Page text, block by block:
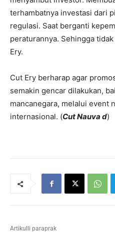
terhambatnya investasi dari
regulasi. Saat berganti
peraturannya. Sehingga
Ery.
Cut Ery berharap agar
semakin gencar dilakukan,
mancanegara, melalui event
internasional. (Cut Nauva d)
Artikulli paraprak